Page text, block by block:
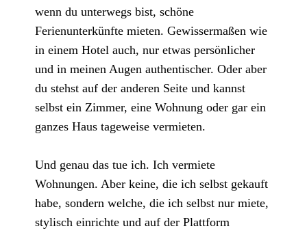
wenn du unterwegs bist, schöne
Ferienunterkünfte mieten. Gewissermaßen wie
in einem Hotel auch, nur etwas persönlicher
und in meinen Augen authentischer. Oder aber
du stehst auf der anderen Seite und kannst
selbst ein Zimmer, eine Wohnung oder gar ein
ganzes Haus tageweise vermieten.
Und genau das tue ich. Ich vermiete
Wohnungen. Aber keine, die ich selbst gekauft
habe, sondern welche, die ich selbst nur miete,
stylisch einrichte und auf der Plattform